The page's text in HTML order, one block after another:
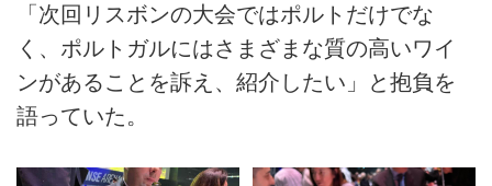
「次回リスボンの大会ではポルトだけでな
く、ポルトガルにはさまざまな質の高いワイ
ンがあることを訴え、紹介したい」と抱負を
語っていた。